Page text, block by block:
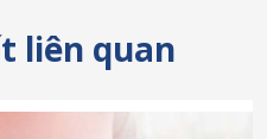
liên quan